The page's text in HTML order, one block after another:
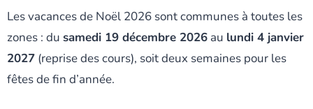
Les vacances de Noël 2026 sont communes à toutes les
zones : du samedi 19 décembre 2026 au lundi 4 janvier
2027 (reprise des cours), soit deux semaines pour les
fêtes de fin d’année.